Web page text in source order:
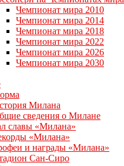
Чемпионат мира 2010
Чемпионат мира 2014
Чемпионат мира 2018
Чемпионат мира 2022
Чемпионат мира 2026
Чемпионат мира 2030
Милана
сведения о Милане
славы «Милана»
«Милана»
и награды «Милана»
Сан-Сиро